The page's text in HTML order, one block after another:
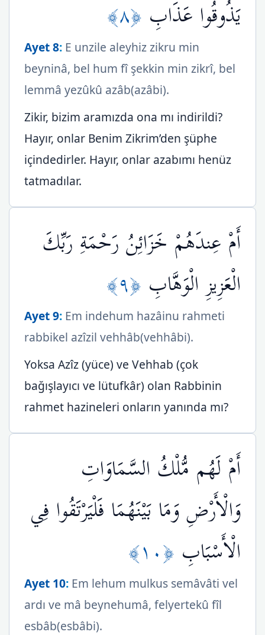
يَذُوقُوا عَذَابِ ﴿٨﴾
Ayet 8: E unzile aleyhiz zikru min
beyninâ, bel hum fî şekkin min zikrî, bel
lemmâ yezûkû azâb(azâbi).
Zikir, bizim aramızda ona mı indirildi?
Hayır, onlar Benim Zikrim’den şüphe
içindedirler. Hayır, onlar azabımı henüz
tatmadılar.
أَمْ عِندَهُمْ خَزَائِنُ رَحْمَةِ رَبِّكَ
الْعَزِيزِ الْوَهَّابِ ﴿٩﴾
Ayet 9: Em indehum hazâinu rahmeti
rabbikel azîzil vehhâb(vehhâbi).
Yoksa Azîz (yüce) ve Vehhab (çok
bağışlayıcı ve lütufkâr) olan Rabbinin
rahmet hazineleri onların yanında mı?
أَمْ لَهُم مُّلْكُ السَّمَاوَاتِ
وَالْأَرْضِ وَمَا بَيْنَهُمَا فَلْيَرْتَقُوا فِي
الْأَسْبَابِ ﴿١٠﴾
Ayet 10: Em lehum mulkus semâvâti vel
ardı ve mâ beynehumâ, felyertekû fîl
esbâb(esbâbi).